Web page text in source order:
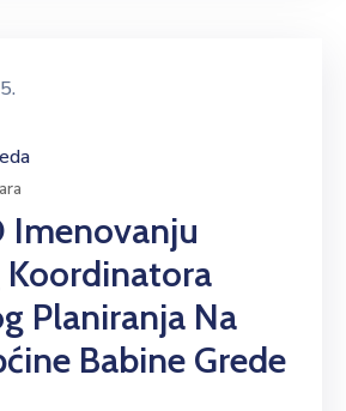
Imenovanju
Koordinatora
Planiranja Na
Babine Grede